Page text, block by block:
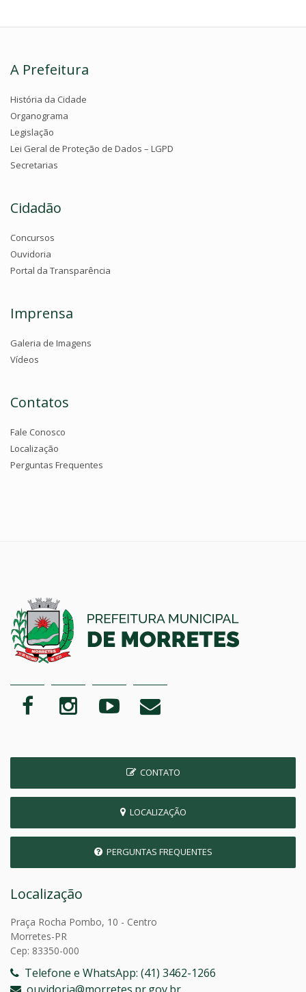
A Prefeitura
História da Cidade
Organograma
Legislação
Lei Geral de Proteção de Dados – LGPD
Secretarias
Cidadão
Concursos
Ouvidoria
Portal da Transparência
Imprensa
Galeria de Imagens
Vídeos
Contatos
Fale Conosco
Localização
Perguntas Frequentes
CONTATO
LOCALIZAÇÃO
PERGUNTAS FREQUENTES
Localização
Praça Rocha Pombo, 10 - Centro
Morretes-PR
Cep: 83350-000
Telefone e WhatsApp: (41) 3462-1266